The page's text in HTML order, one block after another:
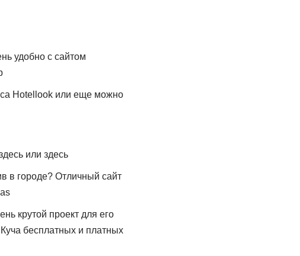
удобно с сайтом
Hotellook или еще можно
или здесь
в городе? Отличный сайт
крутой проект для его
бесплатных и платных